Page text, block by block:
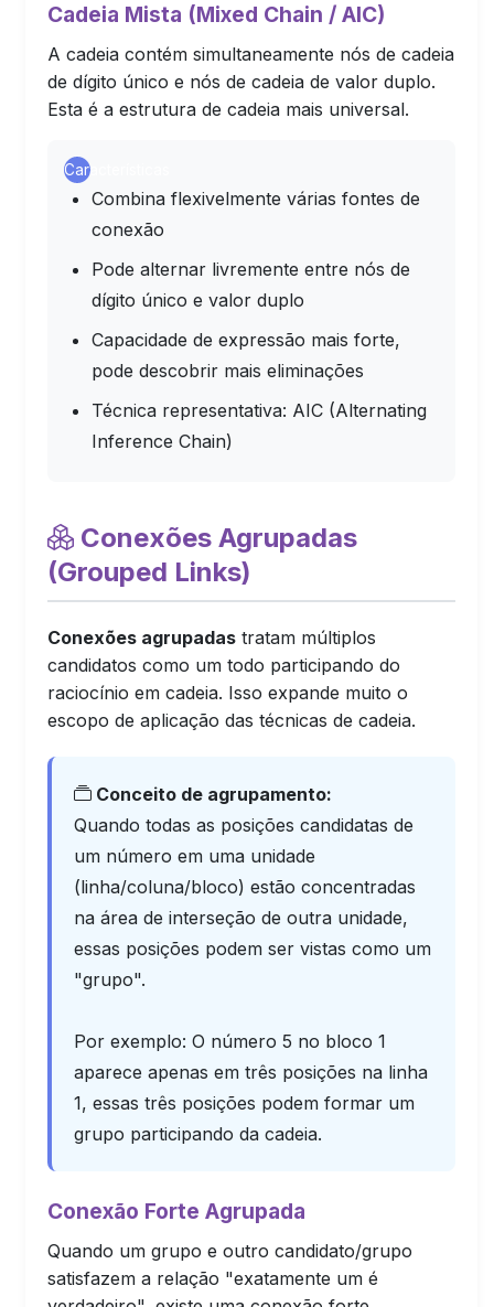
Cadeia Mista (Mixed Chain / AIC)
A cadeia contém simultaneamente nós de cadeia
de dígito único e nós de cadeia de valor duplo.
Esta é a estrutura de cadeia mais universal.
Características
Combina flexivelmente várias fontes de
conexão
Pode alternar livremente entre nós de
dígito único e valor duplo
Capacidade de expressão mais forte,
pode descobrir mais eliminações
Técnica representativa: AIC (Alternating
Inference Chain)
Conexões Agrupadas
(Grouped Links)
Conexões agrupadas tratam múltiplos
candidatos como um todo participando do
raciocínio em cadeia. Isso expande muito o
escopo de aplicação das técnicas de cadeia.
Conceito de agrupamento:
Quando todas as posições candidatas de
um número em uma unidade
(linha/coluna/bloco) estão concentradas
na área de interseção de outra unidade,
essas posições podem ser vistas como um
"grupo".
Por exemplo: O número 5 no bloco 1
aparece apenas em três posições na linha
1, essas três posições podem formar um
grupo participando da cadeia.
Conexão Forte Agrupada
Quando um grupo e outro candidato/grupo
satisfazem a relação "exatamente um é